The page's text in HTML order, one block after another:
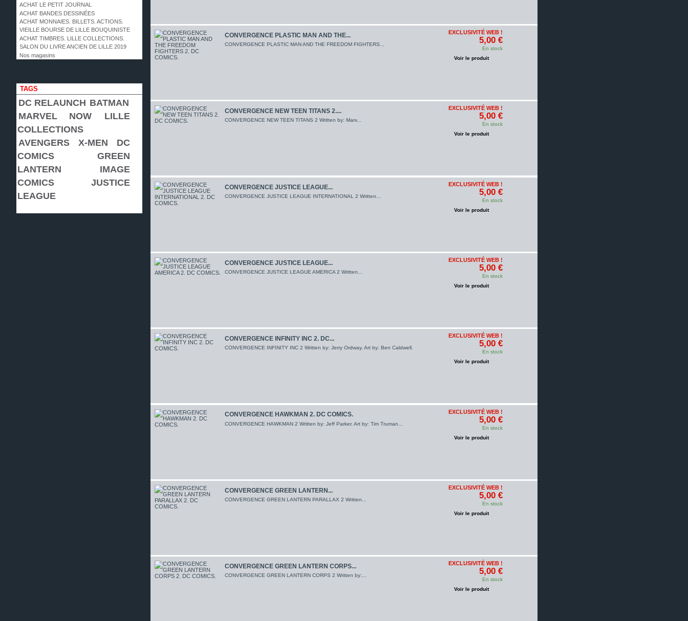
ACHAT LE PETIT JOURNAL
ACHAT BANDES DESSINÉES
ACHAT MONNAIES. BILLETS. ACTIONS.
VIEILLE BOURSE DE LILLE BOUQUINISTE
ACHAT TIMBRES. LILLE COLLECTIONS.
SALON DU LIVRE ANCIEN DE LILLE 2019
Nos magasins
TAGS
DC RELAUNCH BATMAN
MARVEL NOW
LILLE
COLLECTIONS
AVENGERS
X-MEN
DC
COMICS
GREEN
LANTERN
IMAGE
COMICS
JUSTICE
LEAGUE
CONVERGENCE PLASTIC MAN AND THE...
CONVERGENCE PLASTIC MAN AND THE FREEDOM FIGHTERS...
EXCLUSIVITÉ WEB !
5,00 €
En stock
Voir le produit
CONVERGENCE NEW TEEN TITANS 2....
CONVERGENCE NEW TEEN TITANS 2 Written by: Marv...
EXCLUSIVITÉ WEB !
5,00 €
En stock
Voir le produit
CONVERGENCE JUSTICE LEAGUE...
CONVERGENCE JUSTICE LEAGUE INTERNATIONAL 2 Written...
EXCLUSIVITÉ WEB !
5,00 €
En stock
Voir le produit
CONVERGENCE JUSTICE LEAGUE...
CONVERGENCE JUSTICE LEAGUE AMERICA 2 Written...
EXCLUSIVITÉ WEB !
5,00 €
En stock
Voir le produit
CONVERGENCE INFINITY INC 2. DC...
CONVERGENCE INFINITY INC 2 Written by: Jerry Ordway. Art by: Ben Caldwell.
EXCLUSIVITÉ WEB !
5,00 €
En stock
Voir le produit
CONVERGENCE HAWKMAN 2. DC COMICS.
CONVERGENCE HAWKMAN 2 Written by: Jeff Parker. Art by: Tim Truman...
EXCLUSIVITÉ WEB !
5,00 €
En stock
Voir le produit
CONVERGENCE GREEN LANTERN...
CONVERGENCE GREEN LANTERN PARALLAX 2 Written...
EXCLUSIVITÉ WEB !
5,00 €
En stock
Voir le produit
CONVERGENCE GREEN LANTERN CORPS...
CONVERGENCE GREEN LANTERN CORPS 2 Written by:...
EXCLUSIVITÉ WEB !
5,00 €
En stock
Voir le produit